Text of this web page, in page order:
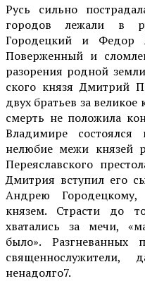
Русь сильно
городов лежали в
Городецкий и Федор
Поверженный и
разорения родной
ского князя Дмитрий
двух братьев за
смерть не положила
Владими­ре
нелюбие межи князей
Переяславского
Дмитрия вступил его
Андрею
князем. Страсти до
хватались за мечи,
было». Разгневанных
ненадолго7.